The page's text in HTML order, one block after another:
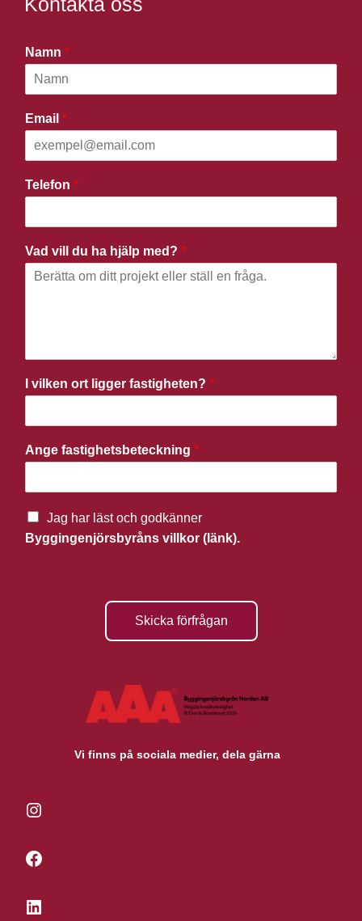
Namn *
Email *
Telefon *
Vad vill du ha hjälp med? *
I vilken ort ligger fastigheten? *
Ange fastighetsbeteckning *
Jag har läst och godkänner
Byggingenjörsbyråns villkor (länk).
Skicka förfrågan
Vi finns på sociala medier, dela gärna
Instagram
Facebook
LinkedIn